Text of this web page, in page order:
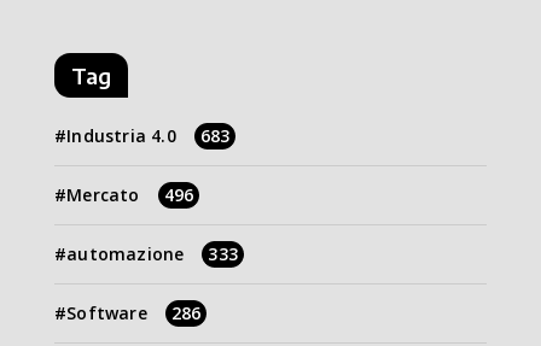
Tag
Industria 4.0 683
Mercato 496
automazione 333
Software 286